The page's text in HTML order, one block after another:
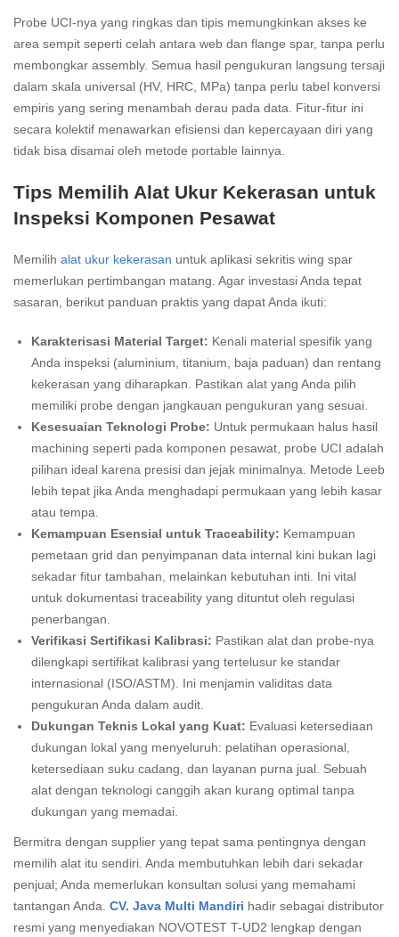
Probe UCI-nya yang ringkas dan tipis memungkinkan akses ke
area sempit seperti celah antara web dan flange spar, tanpa perlu
membongkar assembly. Semua hasil pengukuran langsung tersaji
dalam skala universal (HV, HRC, MPa) tanpa perlu tabel konversi
empiris yang sering menambah derau pada data. Fitur-fitur ini
secara kolektif menawarkan efisiensi dan kepercayaan diri yang
tidak bisa disamai oleh metode portable lainnya.
Tips Memilih Alat Ukur Kekerasan untuk
Inspeksi Komponen Pesawat
Memilih alat ukur kekerasan untuk aplikasi sekritis wing spar
memerlukan pertimbangan matang. Agar investasi Anda tepat
sasaran, berikut panduan praktis yang dapat Anda ikuti:
Karakterisasi Material Target: Kenali material spesifik yang
Anda inspeksi (aluminium, titanium, baja paduan) dan rentang
kekerasan yang diharapkan. Pastikan alat yang Anda pilih
memiliki probe dengan jangkauan pengukuran yang sesuai.
Kesesuaian Teknologi Probe: Untuk permukaan halus hasil
machining seperti pada komponen pesawat, probe UCI adalah
pilihan ideal karena presisi dan jejak minimalnya. Metode Leeb
lebih tepat jika Anda menghadapi permukaan yang lebih kasar
atau tempa.
Kemampuan Esensial untuk Traceability: Kemampuan
pemetaan grid dan penyimpanan data internal kini bukan lagi
sekadar fitur tambahan, melainkan kebutuhan inti. Ini vital
untuk dokumentasi traceability yang dituntut oleh regulasi
penerbangan.
Verifikasi Sertifikasi Kalibrasi: Pastikan alat dan probe-nya
dilengkapi sertifikat kalibrasi yang tertelusur ke standar
internasional (ISO/ASTM). Ini menjamin validitas data
pengukuran Anda dalam audit.
Dukungan Teknis Lokal yang Kuat: Evaluasi ketersediaan
dukungan lokal yang menyeluruh: pelatihan operasional,
ketersediaan suku cadang, dan layanan purna jual. Sebuah
alat dengan teknologi canggih akan kurang optimal tanpa
dukungan yang memadai.
Bermitra dengan supplier yang tepat sama pentingnya dengan
memilih alat itu sendiri. Anda membutuhkan lebih dari sekadar
penjual; Anda memerlukan konsultan solusi yang memahami
tantangan Anda. CV. Java Multi Mandiri hadir sebagai distributor
resmi yang menyediakan NOVOTEST T-UD2 lengkap dengan